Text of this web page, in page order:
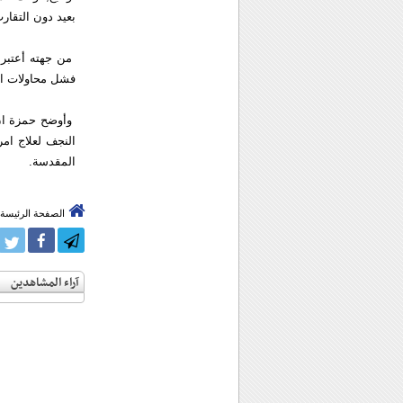
بعيد دون
من جهته
فشل محاولات
وأوضح حمزة
النجف لعلاج
المقدسة.
الصفحة الرئيسة
آراء المشاهدين